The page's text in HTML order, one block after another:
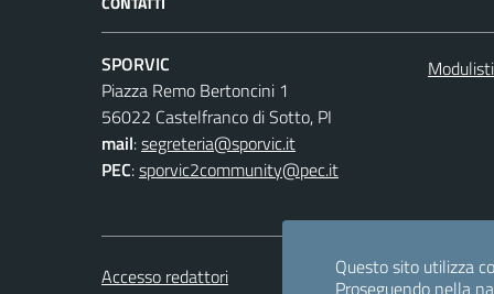
SPORVIC
Piazza Remo Bertoncini 1
56022 Castelfranco di Sotto, PI
mail:segreteria@sporvic.it
PEC:sporvic2community@pec.it
Accesso redattori
Questo sito utilizza
Proseguendo nella